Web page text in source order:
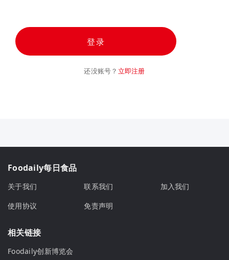
登录
还没账号？ 立即注册
Foodaily每日食品
关于我们 联系我们
加入我们
使用协议
免责声明
相关链接
Foodaily创新博览会